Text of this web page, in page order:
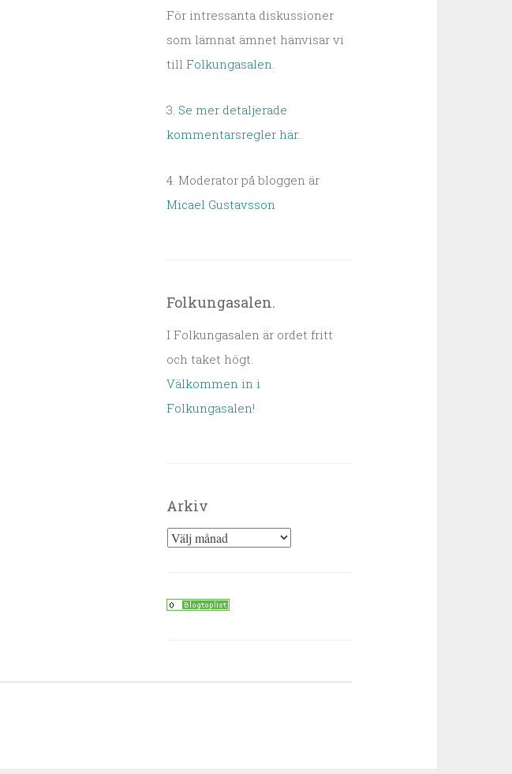
För intressanta diskussioner
som lämnat ämnet hänvisar vi
till Folkungasalen.
3. Se mer detaljerade
kommentarsregler här..
4. Moderator på bloggen är
Micael Gustavsson
Folkungasalen.
I Folkungasalen är ordet fritt
och taket högt.
Välkommen in i
Folkungasalen!
Arkiv
Arkiv